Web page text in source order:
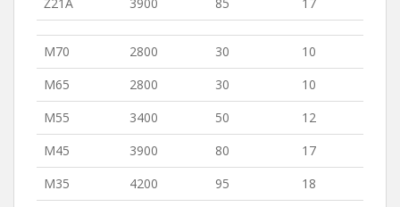
Ž21A
3900 85 17
M70 2800 30
10
M65
2800 30
10
M55
3400 50
12
M45
3900 80
17
M35
4200 95
18